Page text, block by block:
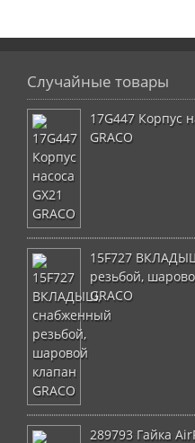
Случайные товары
17G447 Корпус
GRACO
15F727
резьбой,
GRACO
289793 Гайка